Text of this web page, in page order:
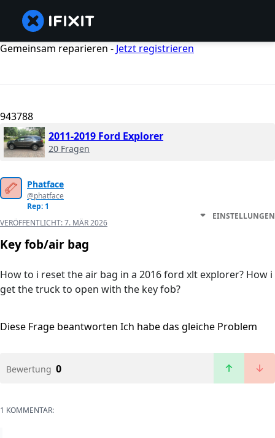
Gemeinsam reparieren - Jetzt registrieren
943788
2011-2019 Ford Explorer
20 Fragen
Phatface
@phatface
Rep: 1
VERÖFFENTLICHT:7. MÄR 2026
EINSTELLUNGEN
Key fob/air bag
How to i reset the air bag in a 2016 ford xlt explorer? How i
get the truck to open with the key fob?
Diese Frage beantworten Ich habe das gleiche Problem
Bewertung 0
1 KOMMENTAR: